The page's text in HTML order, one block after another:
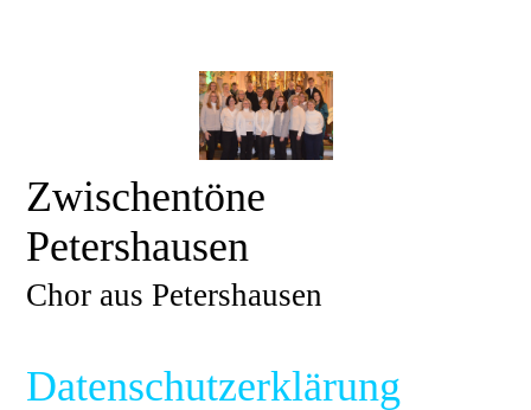
Zwischentöne
Petershausen
Chor aus Petershausen
Datenschutzerklärung